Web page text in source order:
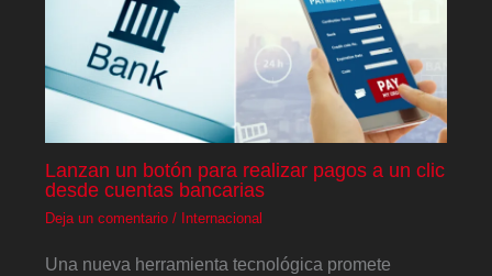
Lanzan un botón para realizar pagos a un clic
desde cuentas bancarias
Deja un comentario / Internacional
Una nueva herramienta tecnológica promete